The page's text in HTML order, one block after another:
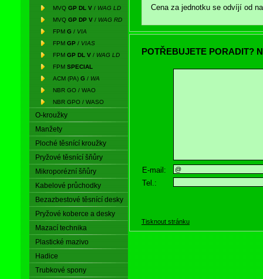
MVQ GP DL V / WAG LD
MVQ GP DP V / WAG RD
FPM G / VIA
FPM GP / VIAS
FPM GP DL V / WAG LD
FPM SPECIAL
ACM (PA) G / WA
NBR GO / WAO
NBR GPO / WASO
O-kroužky
Manžety
Ploché těsnící kroužky
Pryžové těsnící šňůry
Mikroporézní šňůry
Kabelové průchodky
Bezazbestové těsnící desky
Pryžové koberce a desky
Mazací technika
Plastické mazivo
Hadice
Trubkové spony
Cena za jednotku se odvíjí od
POTŘEBUJETE PORADIT?
E-mail:
Tel.:
Tisknout stránku